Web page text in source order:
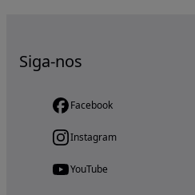
Siga-nos
Facebook
Instagram
YouTube